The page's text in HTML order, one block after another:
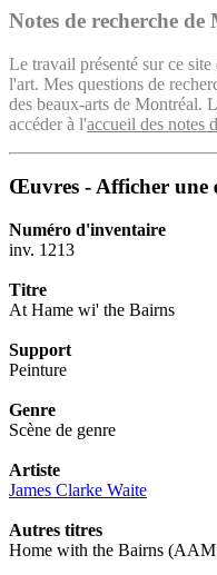
Notes de recherche
Le travail présenté sur ce
l'art. Mes questions de
des beaux-arts de Montréal.
accéder à l'accueil des notes
Œuvres - Afficher une
Numéro d'inventaire
inv. 1213
Titre
At Hame wi' the Bairns
Support
Peinture
Genre
Scène de genre
Artiste
James Clarke Waite
Autres titres
Home with the Bairns